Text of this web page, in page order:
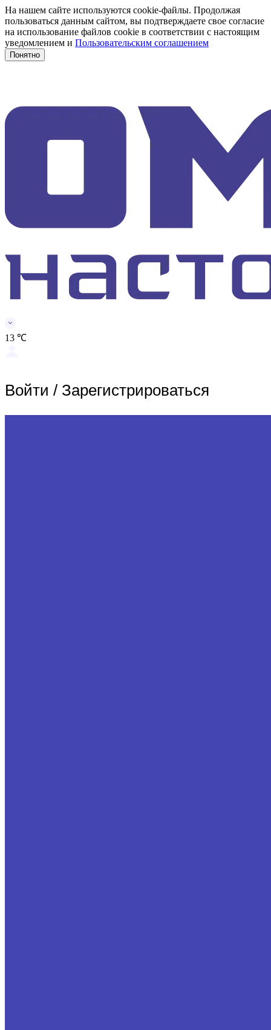
На нашем сайте используются cookie-файлы. Продолжая
пользоваться данным сайтом, вы подтверждаете свое согласие
на использование файлов cookie в соответствии с настоящим
уведомлением и Пользовательским соглашением
Понятно
13 ℃
Войти / Зарегистрироваться